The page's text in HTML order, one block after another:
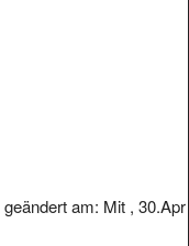
am: Mit , 30.Apr